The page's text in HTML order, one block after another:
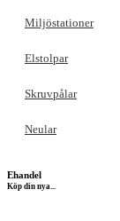
Miljöstationer
Elstolpar
Skruvpålar
Neular
Ehandel
Köp din nya...